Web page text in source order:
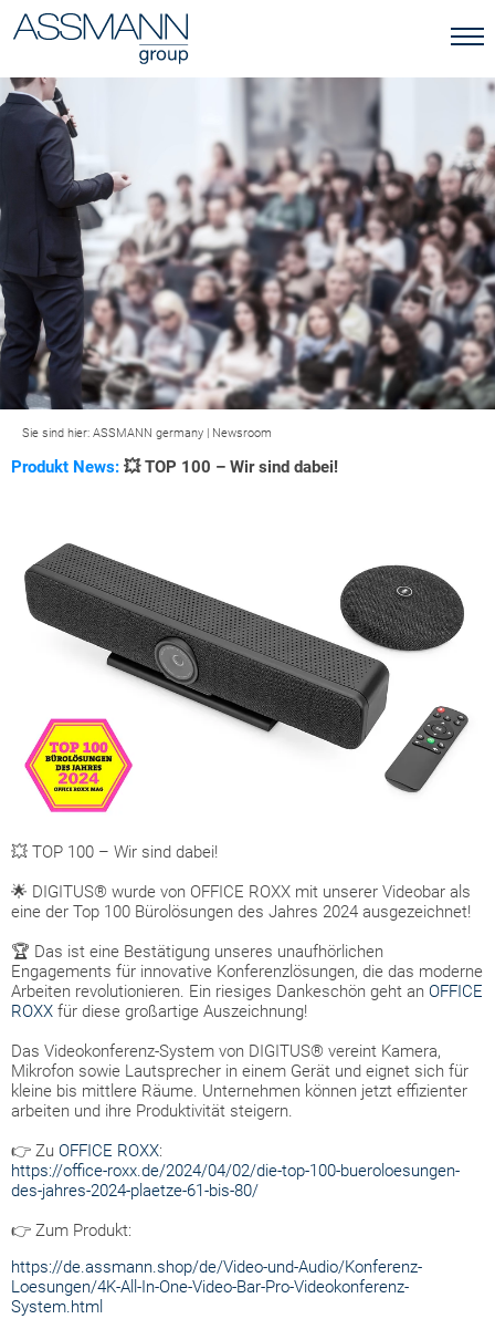
Sie sind hier: ASSMANN germany | Newsroom
Produkt News: 💥 TOP 100 – Wir sind dabei!
💥 TOP 100 – Wir sind dabei!
🌟 DIGITUS® wurde von OFFICE ROXX mit unserer Videobar als
eine der Top 100 Bürolösungen des Jahres 2024 ausgezeichnet!
🏆 Das ist eine Bestätigung unseres unaufhörlichen
Engagements für innovative Konferenzlösungen, die das moderne
Arbeiten revolutionieren. Ein riesiges Dankeschön geht an OFFICE
ROXX für diese großartige Auszeichnung!
Das Videokonferenz-System von DIGITUS® vereint Kamera,
Mikrofon sowie Lautsprecher in einem Gerät und eignet sich für
kleine bis mittlere Räume. Unternehmen können jetzt effizienter
arbeiten und ihre Produktivität steigern.
👉 Zu OFFICE ROXX:
https://office-roxx.de/2024/04/02/die-top-100-bueroloesungen-
des-jahres-2024-plaetze-61-bis-80/
👉 Zum Produkt:
https://de.assmann.shop/de/Video-und-Audio/Konferenz-
Loesungen/4K-All-In-One-Video-Bar-Pro-Videokonferenz-
System.html